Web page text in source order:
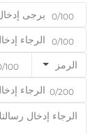
0/100
0/100
الرمز 100
0/200